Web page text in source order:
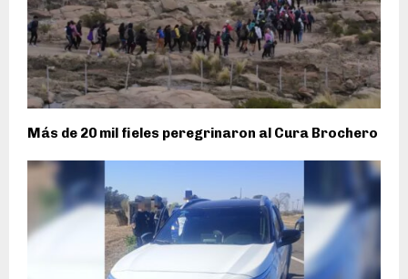
Más de 20 mil fieles peregrinaron al Cura Brochero